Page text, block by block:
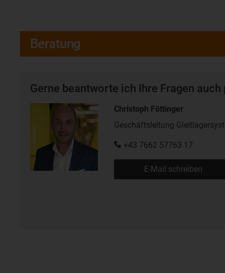
Beratung
Gerne beantworte ich Ihre Fragen
Christoph Föttinger
Geschäftsleitung
+43 7662 57763 17
E-Mail schreiben